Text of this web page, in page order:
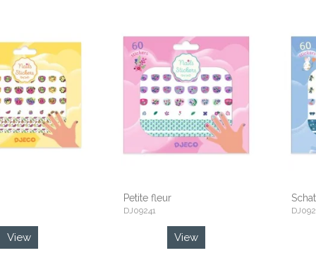
View
Petite fleur
DJ09241
View